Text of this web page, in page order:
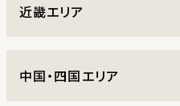
近畿エリア
中国・四国エリア